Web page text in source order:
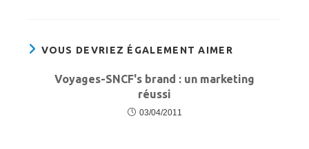
VOUS DEVRIEZ ÉGALEMENT AIMER
Voyages-SNCF's brand : un marketing
réussi
03/04/2011